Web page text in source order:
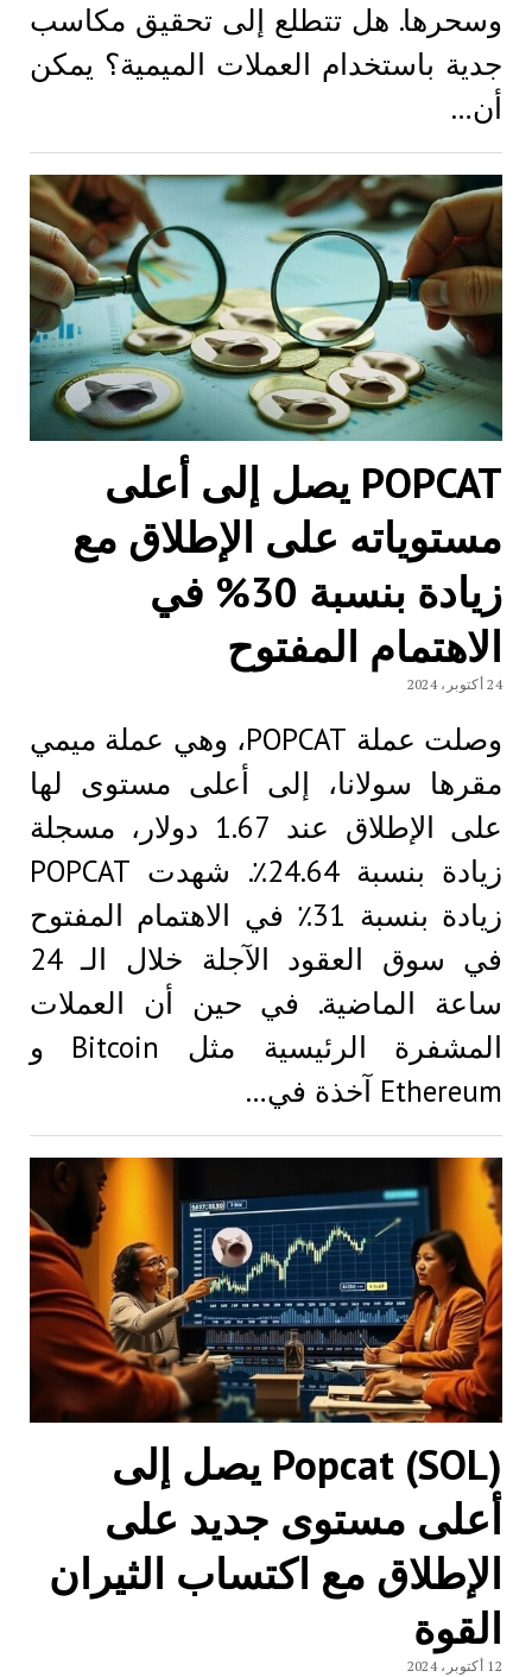
وسحرها. هل تتطلع إلى تحقيق مكاسب
جدية باستخدام العملات الميمية؟ يمكن
أن…
POPCAT يصل إلى أعلى
مستوياته على الإطلاق مع
زيادة بنسبة 30% في
الاهتمام المفتوح
24 أكتوبر، 2024
وصلت عملة POPCAT، وهي عملة ميمي
مقرها سولانا، إلى أعلى مستوى لها
على الإطلاق عند 1.67 دولار، مسجلة
زيادة بنسبة 24.64٪. شهدت POPCAT
زيادة بنسبة 31٪ في الاهتمام المفتوح
في سوق العقود الآجلة خلال الـ 24
ساعة الماضية. في حين أن العملات
المشفرة الرئيسية مثل Bitcoin و
Ethereum آخذة في…
Popcat (SOL) يصل إلى
أعلى مستوى جديد على
الإطلاق مع اكتساب الثيران
القوة
12 أكتوبر، 2024